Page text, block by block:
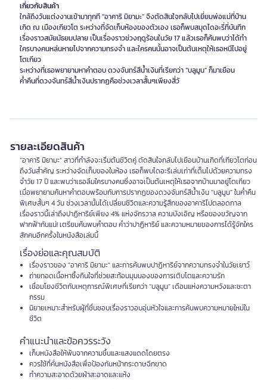
เกี่ยวกับสินค้า
ใกล้ถึงวันแต่งงานเข้ามาทุกที “อาคาริ มิยามะ” จึงตัดสินใจกลับไปเยี่ยมพ่อแม่ที่บ้าน
เกิด ณ เมืองเกียวโต ระหว่างที่จัดเก็บห้องของตัวเอง เธอก็พบสมุดไดอะรี่ที่บันทึก
เรื่องราวสมัยมัธยมปลาย เป็นเรื่องราวช่วงฤดูร้อนในวัย 17 แล้วเธอก็ค้นพบว่าได้ทำ
ใครบางคนหล่นหายไปจากความทรงจำ และใครคนนั้นอาจเป็นต้นเหตุให้เธอหนีไปอยู่
โตเกียว
ระหว่างที่เธอพยายามหาคำตอบ ดวงจันทร์สีน้ำเงินที่เรียกว่า “บลูมูน” ก็มาเยือน
ค่ำคืนที่ดวงจันทร์สีน้ำเงินปรากฏคือช่วงเวลาสั้นๆเพียงสี่วั
รายละเอียดสินค้า
“อาคาริ มิยามะ” สาวที่กำลังจะเริ่มต้นชีวิตคู่ ตัดสินใจกลับไปเยือนบ้านเกิดที่เกียวโตก่อน
ถึงวันสำคัญ ระหว่างจัดเก็บของในห้อง เธอก็พบไดอะรีเล่มเก่าที่เต็มไปด้วยความทรง
จำวัย 17 ปี และพบว่าเธอลืมใครบางคนซึ่งอาจเป็นต้นเหตุให้เธอจากบ้านมาอยู่โตเกียว
เมื่อพยายามค้นหาคำตอบพร้อมกับการปรากฏของดวงจันทร์สีน้ำเงิน “บลูมูน” ในค่ำคืน
พิเศษสั้นๆ 4 วัน ช่วงเวลานั้นได้เปลี่ยนชีวิตและความรู้สึกของอาคาริไปตลอดกาล
เรื่องราวนี้เล่าถึงปาฏิหาริย์เพียง 4% แห่งจักรวาล ความบังเอิญ หรือของขวัญจาก
ฟากฟ้ากันแน่! เตรียมค้นพบคำตอบ คำว่าปาฏิหาริย์ และความหมายของการได้รู้จักใคร
สักคนอีกครั้งในหนังสือเล่มนี้
เรื่องย่อและคุณสมบัติ
เรื่องราวของ "อาคาริ มิยามะ" และการค้นพบปาฏิหาริย์จากความทรงจำในวัยเยาว์
ถ่ายทอดเนื้อหาซึ้งกินใจที่ช่วยสะท้อนมุมมองของการเติบโตและความรัก
เชื่อมโยงชีวิตกับเหตุการณ์พิเศษที่เรียกว่า “บลูมูน” เดือนแห่งความหวังและชะตา
กรรม
นิยายเหมาะสำหรับผู้ที่ชื่นชอบเรื่องราวอบอุ่นหัวใจและการค้นพบความหมายใหม่ใน
ชีวิต
คำแนะนำและข้อควรระวัง
เก็บหนังสือให้พ้นจากความชื้นและแสงแดดโดยตรง
ควรใช้ที่คั่นหนังสือเพื่อป้องกันหน้ากระดาษฉีกขาด
ทำความสะอาดด้วยผ้าสะอาดและแห้ง